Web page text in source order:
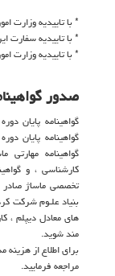
* با تاییدیه وزارت
* با تاییدیه سفارت
* با تاییدیه وزارت
صدور
گواهینامه پایان
گواهینامه پایان
گواهینامه مهارتی
کارشناسی ، و
تخصصی ماساژ صادر
بنياد علـوم شركت
های معادل ديپلم ،
مند شويد.
برای اطلاع از
مراجعه فرمایید.